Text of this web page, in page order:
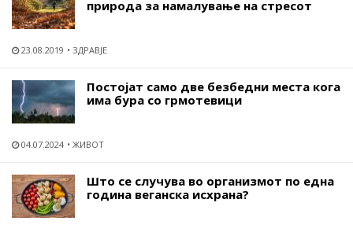
природа за намалување на стресот
23.08.2019 ЗДРАВЈЕ
Постојат само две безбедни места кога
има бура со грмотевици
04.07.2024 ЖИВОТ
Што се случува во организмот по една
година веганска исхрана?